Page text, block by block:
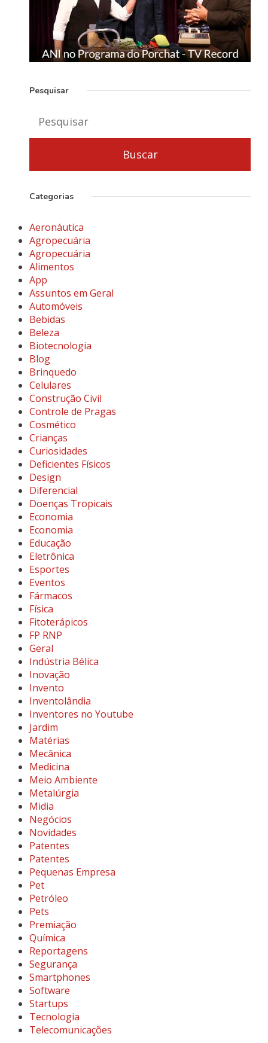
Pesquisar
Categorias
Aeronáutica
Agropecuária
Agropecuária
Alimentos
App
Assuntos em Geral
Automóveis
Bebidas
Beleza
Biotecnologia
Blog
Brinquedo
Celulares
Construção Civil
Controle de Pragas
Cosmético
Crianças
Curiosidades
Deficientes Físicos
Design
Diferencial
Doenças Tropicais
Economia
Economia
Educação
Eletrônica
Esportes
Eventos
Fármacos
Física
Fitoterápicos
FP RNP
Geral
Indústria Bélica
Inovação
Invento
Inventolândia
Inventores no Youtube
Jardim
Matérias
Mecânica
Medicina
Meio Ambiente
Metalúrgia
Midia
Negócios
Novidades
Patentes
Patentes
Pequenas Empresa
Pet
Petróleo
Pets
Premiação
Química
Reportagens
Segurança
Smartphones
Software
Startups
Tecnologia
Telecomunicações